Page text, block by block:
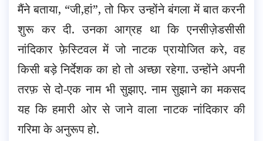
मैंने बताया, “जी,हां”, तो फिर उन्होंने बंगला में बात करनी
शुरू कर दी. उनका आग्रह था कि एनसीज़ेडसीसी
नांदिकार फ़ेस्टिवल में जो नाटक प्रायोजित करे, वह
किसी बड़े निर्देशक का हो तो अच्छा रहेगा. उन्होंने अपनी
तरफ़ से दो-एक नाम भी सुझाए. नाम सुझाने का मकसद
यह कि हमारी ओर से जाने वाला नाटक नांदिकार की
गरिमा के अनुरूप हो.